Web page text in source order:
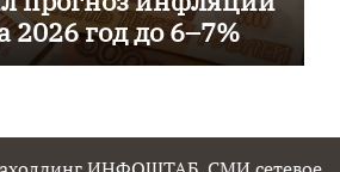
2026 год до 6–7%